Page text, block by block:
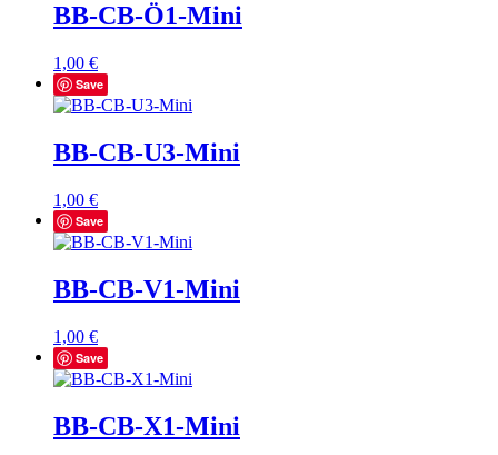
BB-CB-Ö1-Mini
1,00 €
Save
BB-CB-U3-Mini
1,00 €
Save
BB-CB-V1-Mini
1,00 €
Save
BB-CB-X1-Mini